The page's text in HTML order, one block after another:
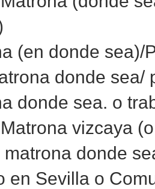
(en donde sea)/
donde sea/
donde sea. o
vizcaya
donde
en Sevilla o